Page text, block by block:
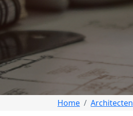
Home Architecten